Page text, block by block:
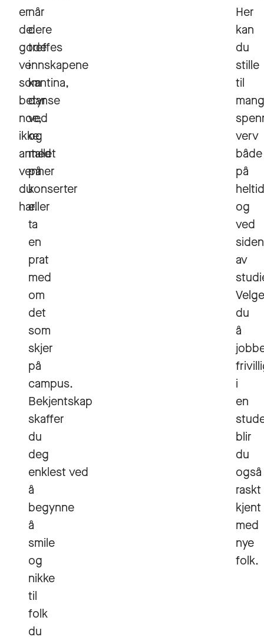
er
de
gode
vennskapene
som
betyr
noe,
ikke
antallet
venner
du
har.
når
dere
treffes
i
kantina,
danse
ved
og
med
på
konserter
eller
ta
en
prat
med
om
det
som
skjer
på
campus.
Bekjentskap
skaffer
du
deg
enklest ved
å
begynne
å
smile
og
nikke
til
folk
du
Her
kan
du
stille
til
verv
både
på
heltid
og
ved
siden
av
du
å
i
en
blir
du
også
raskt
kjent
med
nye
folk.